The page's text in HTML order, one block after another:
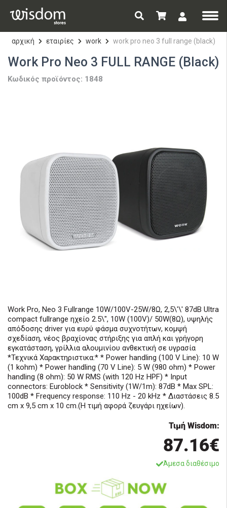
αρχική εταιρίες work work pro neo 3 full range (black)
Work Pro Neo 3 FULL RANGE (Black)
Κωδικός προϊόντος: 1848
Work Pro, Neo 3 Fullrange 10W/100V-25W/8Ω, 2,5\'\' 87dB Ultra
compact fullrange ηχείο 2.5\", 10W (100V)/ 50W(8Ω), υψηλής
απόδοσης driver για ευρύ φάσμα συχνοτήτων, κομψή
σχεδίαση, νέος βραχίονας στήριξης για απλή και γρήγορη
εγκατάσταση, γρίλλια αλουμινίου ανθεκτική σε υγρασία
*Τεχνικά Χαρακτηριστικα:* * Power handling (100 V Line): 10 W
(1 kohm) * Power handling (70 V Line): 5 W (980 ohm) * Power
handling (8 ohm): 50 W RMS (with 120 Hz HPF) * Input
connectors: Euroblock * Sensitivity (1W/1m): 87dB * Max SPL:
100dB * Frequency response: 110 Hz - 20 kHz * Διαστάσεις 8.5
cm x 9,5 cm x 10 cm.(Η τιμή αφορά ζευγάρι ηχείων).
Τιμή Wisdom:
87.16€
Άμεσα διαθέσιμο